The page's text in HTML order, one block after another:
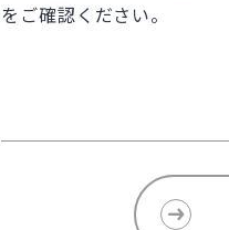
をご確認ください。